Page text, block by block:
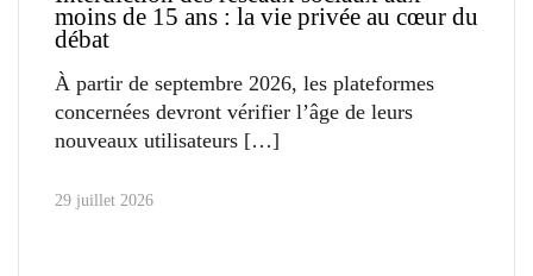
moins de 15 ans : la vie privée au cœur du
débat
À partir de septembre 2026, les plateformes
concernées devront vérifier l’âge de leurs
nouveaux utilisateurs
29 juillet 2026